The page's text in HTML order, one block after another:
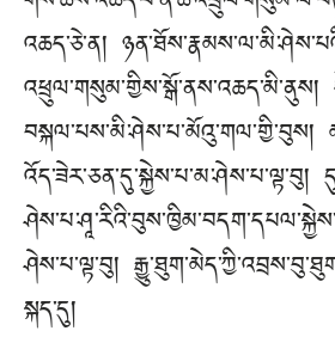
འཆད་ཅེ་ན།
འཕྲུལ་གསུམ་གྱིས་སྒོ་ནས་འཆད་མི་ནུས།
བསྐལ་པས་མི་ཤེས་པ་མོའུ་གལ་གྱི་བུས།
ཤེས་པ་ལྟ་བུ།
སྐད་དུ།